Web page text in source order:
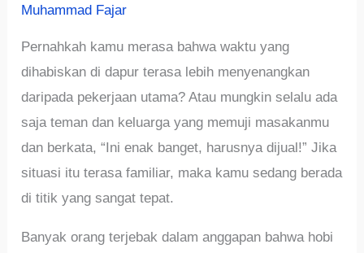
Muhammad Fajar
Pernahkah kamu merasa bahwa waktu yang
dihabiskan di dapur terasa lebih menyenangkan
daripada pekerjaan utama? Atau mungkin selalu ada
saja teman dan keluarga yang memuji masakanmu
dan berkata, “Ini enak banget, harusnya dijual!” Jika
situasi itu terasa familiar, maka kamu sedang berada
di titik yang sangat tepat.
Banyak orang terjebak dalam anggapan bahwa hobi